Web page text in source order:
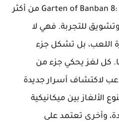
تعتبر الألغاز في Garten of Banban 8: Anti Devil من أكثر
للتجربة. فهي لا
اللعب، بل تشكل جزء
لغز يحكي جزء من
لاكتشاف أسرار جديدة
الألغاز بين ميكانيكية
وأخرى تعتمد على